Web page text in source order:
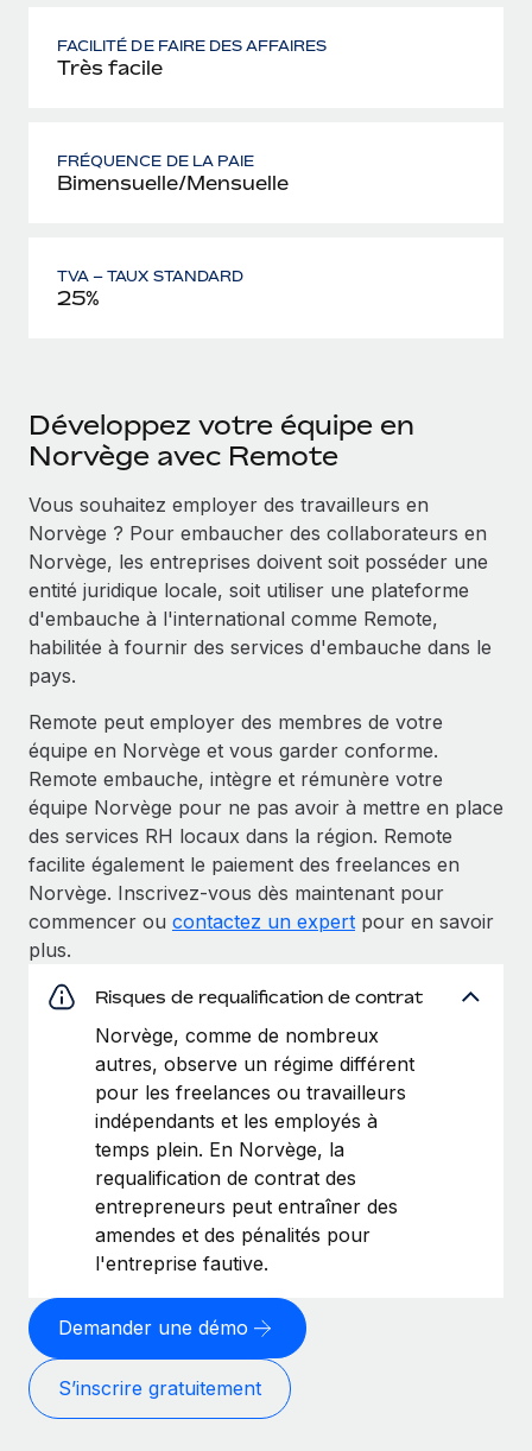
FACILITÉ DE FAIRE DES AFFAIRES
Très facile
FRÉQUENCE DE LA PAIE
Bimensuelle/Mensuelle
TVA – TAUX STANDARD
25%
Développez votre équipe en
Norvège avec Remote
Vous souhaitez employer des travailleurs en
Norvège ? Pour embaucher des collaborateurs en
Norvège, les entreprises doivent soit posséder une
entité juridique locale, soit utiliser une plateforme
d'embauche à l'international comme Remote,
habilitée à fournir des services d'embauche dans le
pays.
Remote peut employer des membres de votre
équipe en Norvège et vous garder conforme.
Remote embauche, intègre et rémunère votre
équipe Norvège pour ne pas avoir à mettre en place
des services RH locaux dans la région. Remote
facilite également le paiement des freelances en
Norvège. Inscrivez-vous dès maintenant pour
commencer ou contactez un expert pour en savoir
plus.
Risques de requalification de contrat
Norvège, comme de nombreux
autres, observe un régime différent
pour les freelances ou travailleurs
indépendants et les employés à
temps plein. En Norvège, la
requalification de contrat des
entrepreneurs peut entraîner des
amendes et des pénalités pour
l'entreprise fautive.
Demander une démo
S’inscrire gratuitement